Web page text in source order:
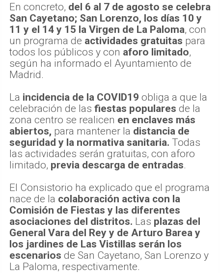
En concreto, del 6 al 7 de agosto se celebra
San Cayetano; San Lorenzo, los días 10 y
11 y el 14 y 15 la Virgen de La Paloma, con
un programa de actividades gratuitas para
todos los públicos y con aforo limitado,
según ha informado el Ayuntamiento de
Madrid.
La incidencia de la COVID19 obliga a que la
celebración de las fiestas populares de la
zona centro se realicen en enclaves más
abiertos, para mantener la distancia de
seguridad y la normativa sanitaria. Todas
las actividades serán gratuitas, con aforo
limitado, previa descarga de entradas.
El Consistorio ha explicado que el programa
nace de la colaboración activa con la
Comisión de Fiestas y las diferentes
asociaciones del distritos. Las plazas del
General Vara del Rey y de Arturo Barea y
los jardines de Las Vistillas serán los
escenarios de San Cayetano, San Lorenzo y
La Paloma, respectivamente.